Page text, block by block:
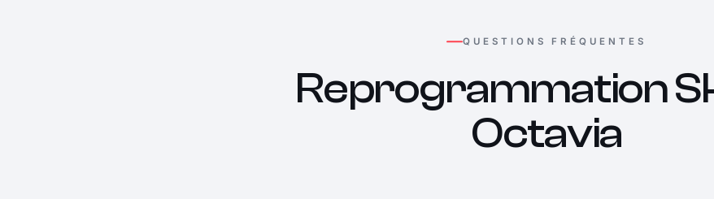
QUESTIONS FRÉQUENTES
Reprogrammation
Octavia